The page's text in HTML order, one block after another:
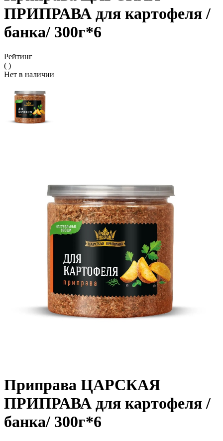
ПРИПРАВА для картофеля /
банка/ 300г*6
Рейтинг
( )
Нет в наличии
Приправа ЦАРСКАЯ
ПРИПРАВА для картофеля /
банка/ 300г*6